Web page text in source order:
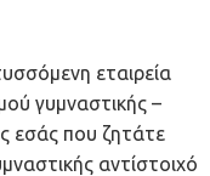
εταιρεία
γυμναστικής –
εσάς που ζητάτε
αντίστοιχό